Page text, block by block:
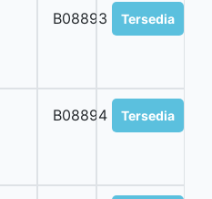
B08893 Tersedia
B08894 Tersedia